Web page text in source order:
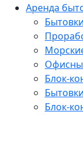
Аренда
Блок-
Блок-